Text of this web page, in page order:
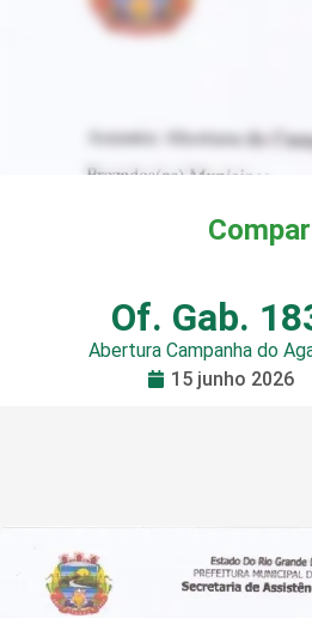
Of. Gab.
Abertura Campanha do
15 junho 2026